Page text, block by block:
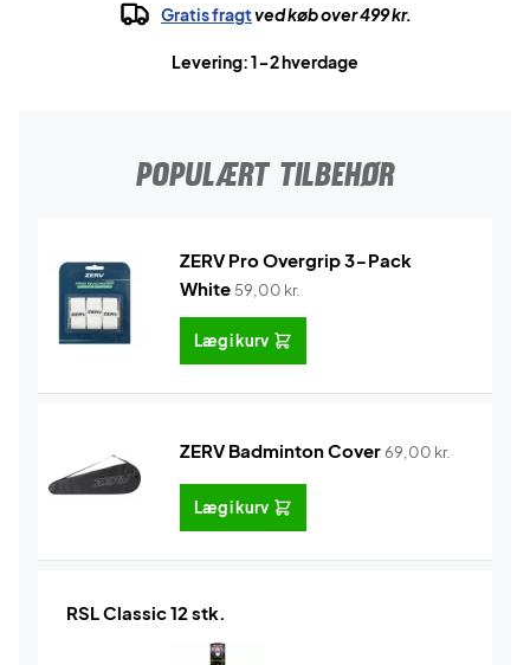
Gratis fragtved køb over 499 kr.
Levering: 1-2 hverdage
POPULÆRT TILBEHØR
ZERV Pro Overgrip 3-Pack
White 59,00 kr.
Læg i kurv
ZERV Badminton Cover69,00 kr.
Læg i kurv
RSL Classic 12 stk.